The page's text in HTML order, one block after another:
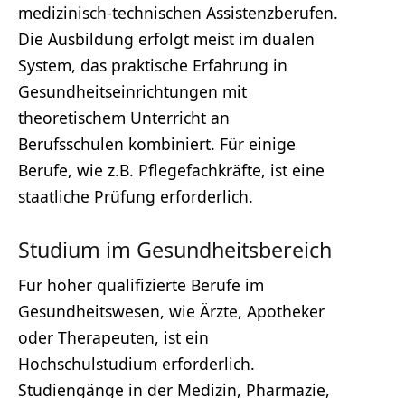
medizinisch-technischen Assistenzberufen.
Die Ausbildung erfolgt meist im dualen
System, das praktische Erfahrung in
Gesundheitseinrichtungen mit
theoretischem Unterricht an
Berufsschulen kombiniert. Für einige
Berufe, wie z.B. Pflegefachkräfte, ist eine
staatliche Prüfung erforderlich.
Studium im Gesundheitsbereich
Für höher qualifizierte Berufe im
Gesundheitswesen, wie Ärzte, Apotheker
oder Therapeuten, ist ein
Hochschulstudium erforderlich.
Studiengänge in der Medizin, Pharmazie,